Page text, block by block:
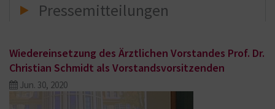
Pressemitteilungen
Wiedereinsetzung des Ärztlichen Vorstandes Prof. Dr.
Christian Schmidt als Vorstandsvorsitzenden
Jun. 30, 2020